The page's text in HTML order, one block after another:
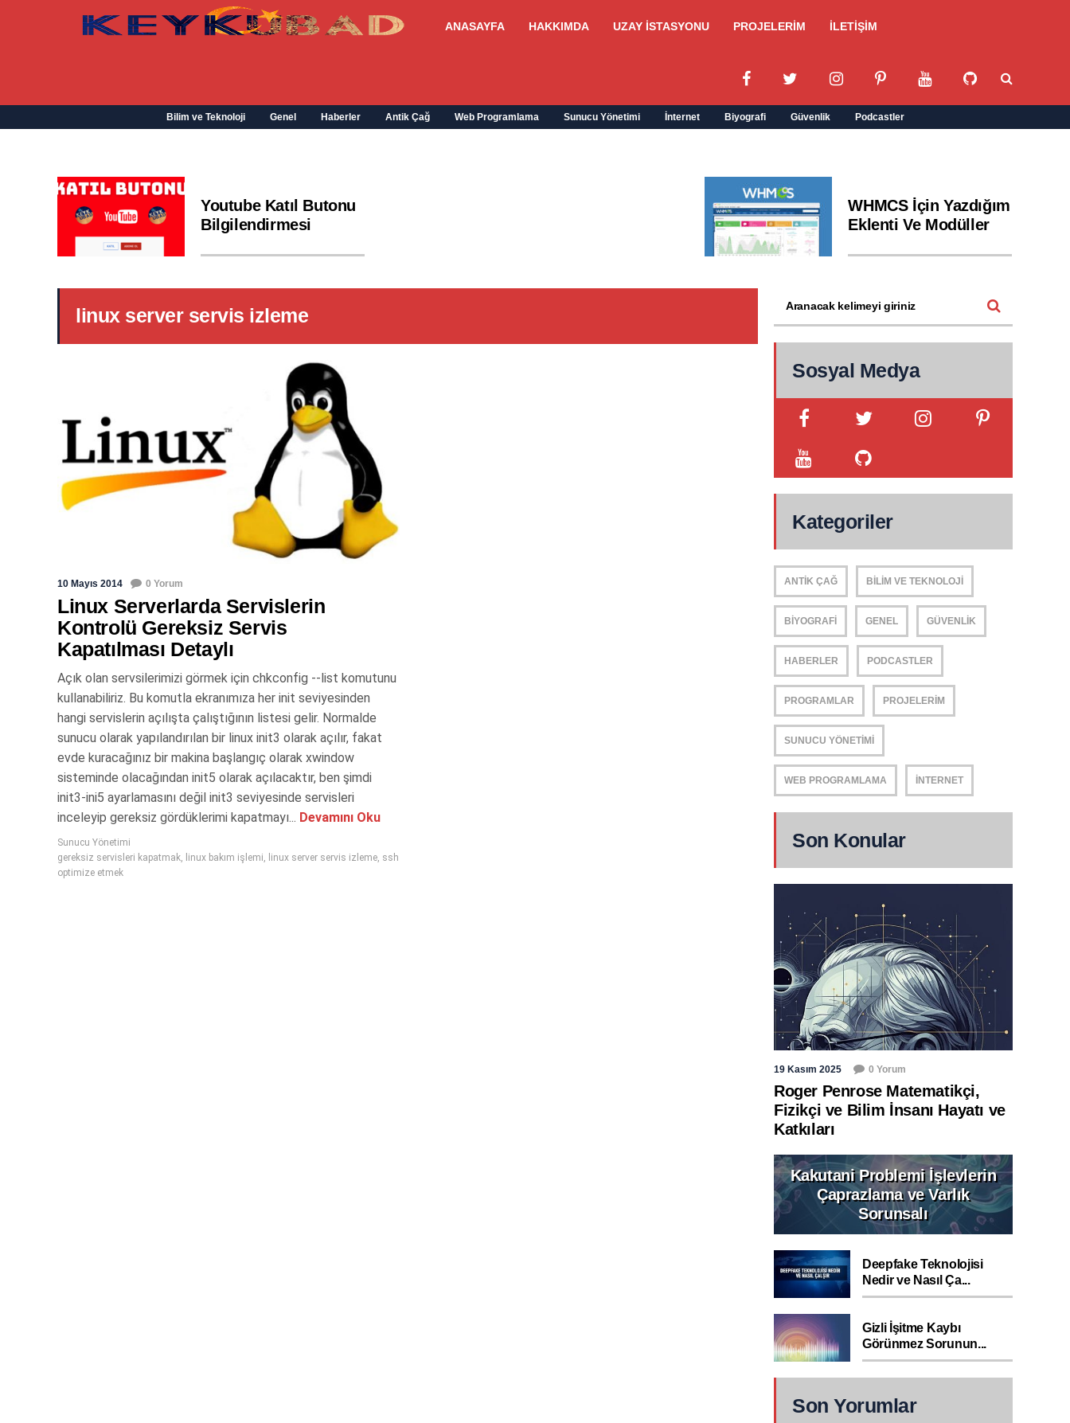
ANASAYFA HAKKIMDA UZAY İSTASYONU PROJELERİM İLETİŞİM
Bilim ve Teknoloji Genel Haberler Antik Çağ Web Programlama Sunucu Yönetimi İnternet Biyografi Güvenlik Podcastler
Youtube Katıl Butonu
Bilgilendirmesi
WHMCS İçin Yazdığım
Eklenti Ve Modüller
linux server servis izleme
10 Mayıs 2014 0 Yorum
Linux Serverlarda Servislerin
Kontrolü Gereksiz Servis
Kapatılması Detaylı
Açık olan servsilerimizi görmek için chkconfig --list komutunu
kullanabiliriz. Bu komutla ekranımıza her init seviyesinden
hangi servislerin açılışta çalıştığının listesi gelir. Normalde
sunucu olarak yapılandırılan bir linux init3 olarak açılır, fakat
evde kuracağınız bir makina başlangıç olarak xwindow
sisteminde olacağından init5 olarak açılacaktır, ben şimdi
init3-ini5 ayarlamasını değil init3 seviyesinde servisleri
inceleyip gereksiz gördüklerimi kapatmayı... Devamını Oku
Sunucu Yönetimi
gereksiz servisleri kapatmak, linux bakım işlemi, linux server servis izleme, ssh
optimize etmek
Sosyal Medya
Kategoriler
ANTIK ÇAĞ BILIM VE TEKNOLOJI
BIYOGRAFI GENEL GÜVENLIK
HABERLER PODCASTLER
PROGRAMLAR PROJELERIM
SUNUCU YÖNETIMI
WEB PROGRAMLAMA İNTERNET
Son Konular
19 Kasım 2025 0 Yorum
Roger Penrose Matematikçi,
Fizikçi ve Bilim İnsanı Hayatı ve
Katkıları
Kakutani Problemi İşlevlerin
Çaprazlama ve Varlık
Sorunsalı
Deepfake Teknolojisi
Nedir ve Nasıl Ça...
Gizli İşitme Kaybı
Görünmez Sorunun...
Son Yorumlar